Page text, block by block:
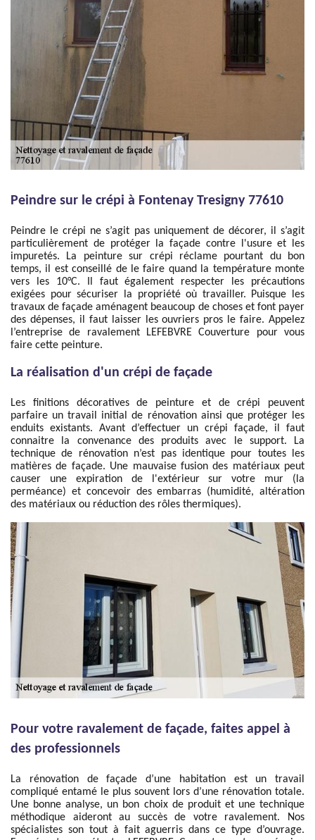
Peindre sur le crépi à Fontenay Tresigny 77610
Peindre le crépi ne s’agit pas uniquement de décorer, il s’agit
particulièrement de protéger la façade contre l'usure et les
impuretés. La peinture sur crépi réclame pourtant du bon
temps, il est conseillé de le faire quand la température monte
vers les 10°C. Il faut également respecter les précautions
exigées pour sécuriser la propriété où travailler. Puisque les
travaux de façade aménagent beaucoup de choses et font payer
des dépenses, il faut laisser les ouvriers pros le faire. Appelez
l’entreprise de ravalement LEFEBVRE Couverture pour vous
faire cette peinture.
La réalisation d'un crépi de façade
Les finitions décoratives de peinture et de crépi peuvent
parfaire un travail initial de rénovation ainsi que protéger les
enduits existants. Avant d’effectuer un crépi façade, il faut
connaitre la convenance des produits avec le support. La
technique de rénovation n’est pas identique pour toutes les
matières de façade. Une mauvaise fusion des matériaux peut
causer une expiration de l'extérieur sur votre mur (la
perméance) et concevoir des embarras (humidité, altération
des matériaux ou réduction des rôles thermiques).
Pour votre ravalement de façade, faites appel à
des professionnels
La rénovation de façade d’une habitation est un travail
compliqué entamé le plus souvent lors d’une rénovation totale.
Une bonne analyse, un bon choix de produit et une technique
méthodique aideront au succès de votre ravalement. Nos
spécialistes son tout à fait aguerris dans ce type d’ouvrage.